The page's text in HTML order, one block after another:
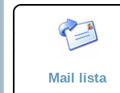
Mail lista